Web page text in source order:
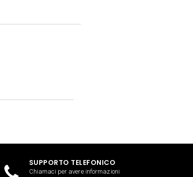
SUPPORTO TELEFONICO
Chiamaci per avere informazioni